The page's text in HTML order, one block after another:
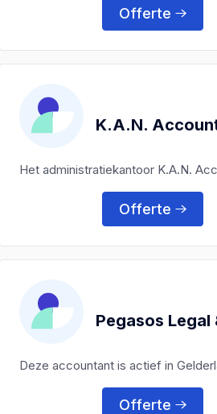
Offerte
K.A.N.
Het administratiekantoor K.A.N.
Offerte
Pegasos Legal
Deze accountant is actief in
Offerte